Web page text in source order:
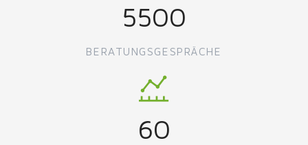
5500
BERATUNGSGESPRÄCHE
60